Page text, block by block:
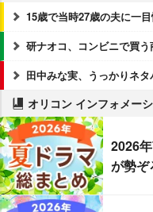
15歳で当時27歳の夫に一
研ナオコ、コンビニで買う
田中みな実、うっかりネタ
オリコン インフォメー
2026
が勢ぞ